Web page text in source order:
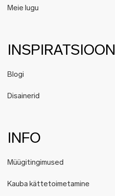
Meie lugu
INSPIRATSIOON
Blogi
Disainerid
INFO
Müügitingimused
Kauba kättetoimetamine